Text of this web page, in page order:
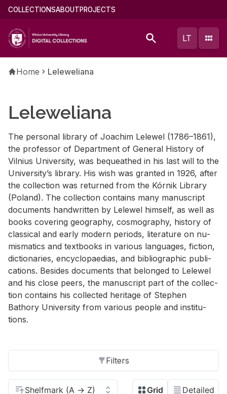
Skip
main
content
Main
(english)
COLLECTIONSABOUTPROJECTS
LT
Breadcrumb
Home Leleweliana
Leleweliana
The per­sonal li­brary of Joachim Lelewel (1786–1861),
the pro­fes­sor of De­part­ment of Gen­eral His­tory of
Vil­nius Uni­ver­sity, was be­queathed in his last will to the
Uni­ver­si­ty’s li­brary. His wish was granted in 1926, af­ter
the col­lec­tion was re­turned from the Kórnik Li­brary
(Poland). The col­lec­tion con­tains many man­u­script
doc­u­ments hand­writ­ten by Lelewel him­self, as well as
books cov­er­ing ge­og­ra­phy, cos­mog­ra­phy, his­tory of
clas­si­cal and early mod­ern pe­ri­ods, lit­er­a­ture on nu­
mis­mat­ics and text­books in var­i­ous lan­guages, fic­tion,
dic­tio­nar­ies, en­cy­clopae­dias, and bib­li­o­graphic pub­li­
ca­tions. Be­sides doc­u­ments that be­longed to Lelewel
and his close peers, the man­u­script part of the col­lec­
tion con­tains his col­lected her­itage of Stephen
Bathory Uni­ver­sity from var­i­ous peo­ple and in­sti­tu­
tions.
Filters